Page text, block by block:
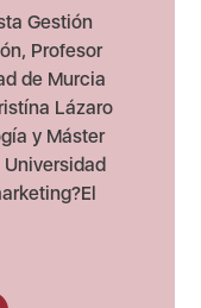
Gestión
Profesor
de Murcia
Lázaro
y Máster